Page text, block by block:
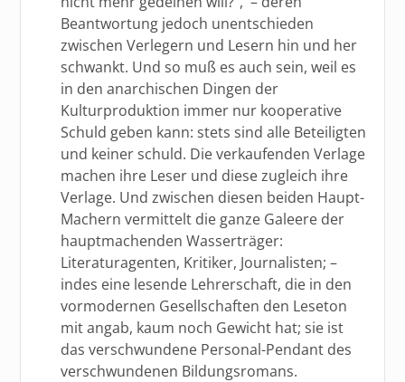
Beantwortung jedoch unentschieden
zwischen Verlegern und Lesern hin und her
schwankt. Und so muß es auch sein, weil es
in den anarchischen Dingen der
Kulturproduktion immer nur kooperative
Schuld geben kann: stets sind alle Beteiligten
und keiner schuld. Die verkaufenden Verlage
machen ihre Leser und diese zugleich ihre
Verlage. Und zwischen diesen beiden Haupt-
Machern vermittelt die ganze Galeere der
hauptmachenden Wasserträger:
Literaturagenten, Kritiker, Journalisten; –
indes eine lesende Lehrerschaft, die in den
vormodernen Gesellschaften den Leseton
mit angab, kaum noch Gewicht hat; sie ist
das verschwundene Personal-Pendant des
verschwundenen Bildungsromans.